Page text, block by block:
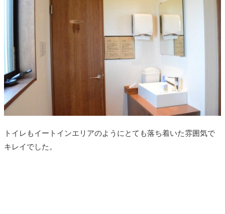
トイレもイートインエリアのようにとても落ち着いた雰囲気で
キレイでした。